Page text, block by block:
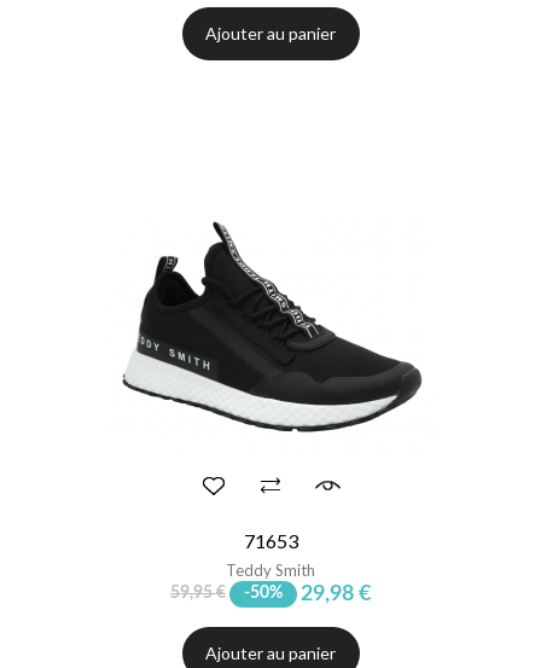
Ajouter au panier
71653
Teddy Smith
59,95 € -50% 29,98 €
Ajouter au panier